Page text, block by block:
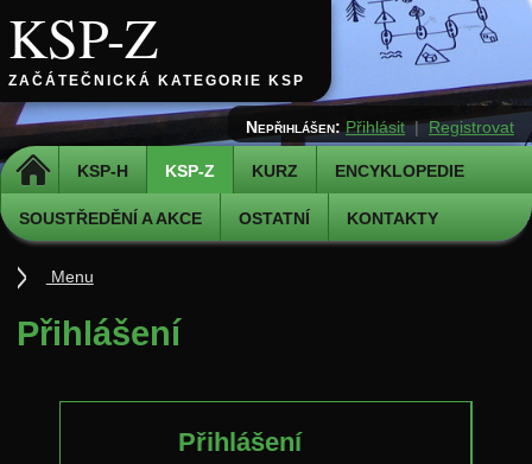
KSP-Z
ZAČÁTEČNICKÁ KATEGORIE KSP
DOMŮ KSP-H KSP-Z KURZ ENCYKLOPEDIE
SOUSTŘEDĚNÍ A AKCE OSTATNÍ KONTAKTY
Nepřihlášen: Přihlásit | Registrovat
Přihlášení
Přihlášení
Menu